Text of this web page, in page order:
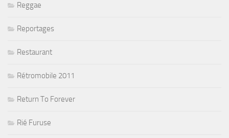
Reggae
Reportages
Restaurant
Rétromobile 2011
Return To Forever
Rié Furuse